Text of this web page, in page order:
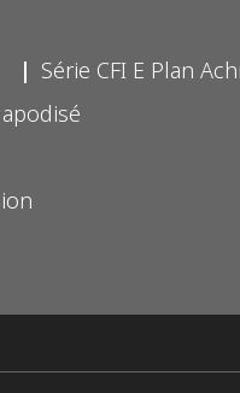
Série CFI E Plan